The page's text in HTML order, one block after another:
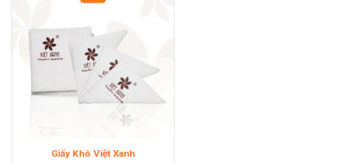
Giấy Khô Việt Xanh